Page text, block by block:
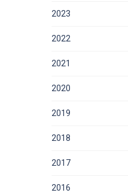
2023
2022
2021
2020
2019
2018
2017
2016